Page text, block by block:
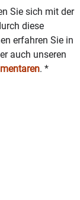
Sie sich mit der
diese
erfahren Sie in
auch unseren
. *